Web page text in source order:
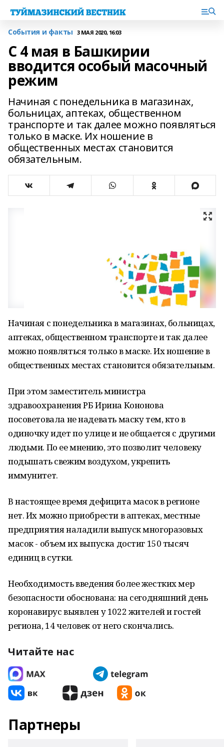
События и факты 3 МАЯ 2020, 16:03
С 4 мая в Башкирии
вводится особый масочный
режим
Начиная с понедельника в магазинах,
больницах, аптеках, общественном
транспорте и так далее можно появляться
только в маске. Их ношение в
общественных местах становится
обязательным.
Начиная с понедельника в магазинах, больницах,
аптеках, общественном транспорте и так далее
можно появляться только в маске. Их ношение в
общественных местах становится обязательным.
При этом заместитель министра
здравоохранения РБ Ирина Кононова
посоветовала не надевать маску тем, кто в
одиночку идет по улице и не общается с другими
людьми. По ее мнению, это позволит человеку
подышать свежим воздухом, укрепить
иммунитет.
В настоящее время дефицита масок в регионе
нет. Их можно приобрести в аптеках, местные
предприятия наладили выпуск многоразовых
масок - объем их выпуска достиг 150 тысяч
единиц в сутки.
Необходимость введения более жестких мер
безопасности обоснована: на сегодняшний день
коронавирус выявлен у 1022 жителей и гостей
региона, 14 человек от него скончались.
Читайте нас
Партнеры